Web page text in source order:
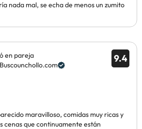
nada mal, se echa de menos un zumito
9.4
en pareja
maravilloso, comidas muy ricas y
cenas que continuamente están